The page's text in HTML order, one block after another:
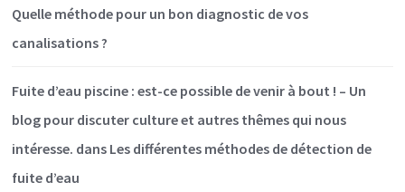
Quelle méthode pour un bon diagnostic de vos
canalisations ?
Fuite d’eau piscine : est-ce possible de venir à bout ! – Un
blog pour discuter culture et autres thêmes qui nous
intéresse. dans Les différentes méthodes de détection de
fuite d’eau